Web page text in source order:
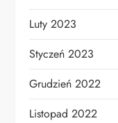
Luty 2023
Styczeń 2023
Grudzień 2022
Listopad 2022